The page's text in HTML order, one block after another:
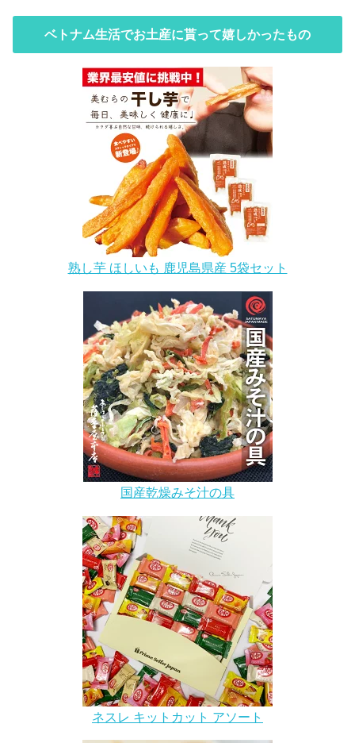
ベトナム生活でお土産に貰って嬉しかったもの
熟し芋 ほしいも 鹿児島県産 5袋セット
国産乾燥みそ汁の具
ネスレ キットカット アソート